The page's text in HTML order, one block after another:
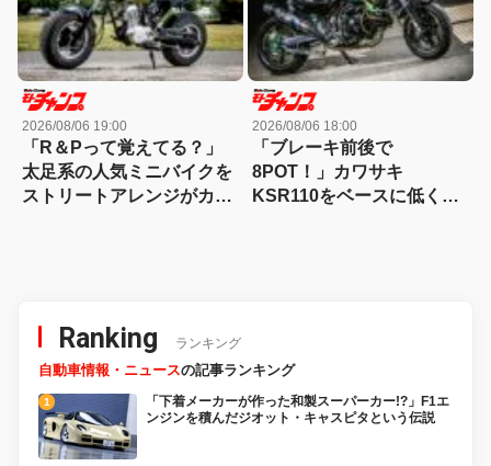
2026/08/06 19:00
「R＆Pって覚えてる？」
太足系の人気ミニバイクを
ストリートアレンジがカッ
2026/08/06 18:00
「ブレーキ前後で
8POT！」カワサキ
KSR110をベースに低く怪
Ranking ランキング
自動車情報・ニュースの記事ランキング
「下着メーカーが作った和製スーパーカー!?」F1エ
ンジンを積んだジオット・キャスピタという伝説